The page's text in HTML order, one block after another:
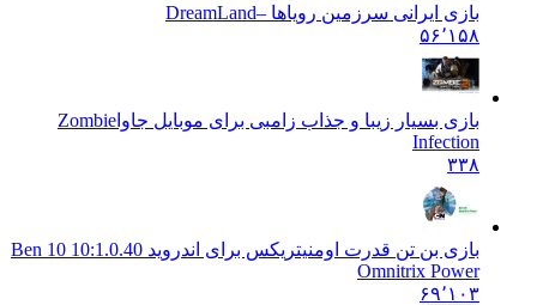
بازی ایرانی سرزمین رویاها –DreamLand
۵۶٬۱۵۸
بازی بسیار زیبا و جذاب زامبی برای موبایل جاوا Zombie
Infection
۳۳۸
بازی بن تن قدرت اومنیتریکس برای اندروید 10:
1.0.40 Ben 10
Omnitrix Power
۶۹٬۱۰۳